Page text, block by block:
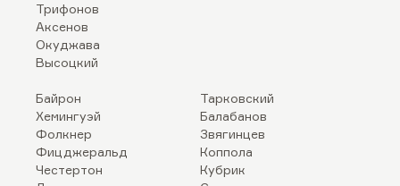
Трифонов
Аксенов
Окуджава
Высоцкий
Байрон
Хемингуэй
Фолкнер
Фицджеральд
Честертон
Тарковский
Балабанов
Звягинцев
Коппола
Кубрик